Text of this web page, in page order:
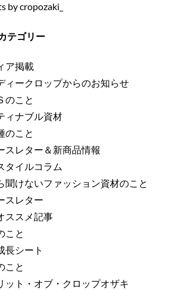
by cropozaki_
テゴリー
ア掲載
ィークロップからのお知らせ
のこと
ィナブル資材
のこと
スレター＆新商品情報
タイルコラム
聞けないファッション資材のこと
スレター
ススメ記事
こと
長シート
こと
ット・オブ・クロップオザキ